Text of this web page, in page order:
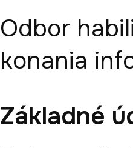
Odbor
konania
Základné